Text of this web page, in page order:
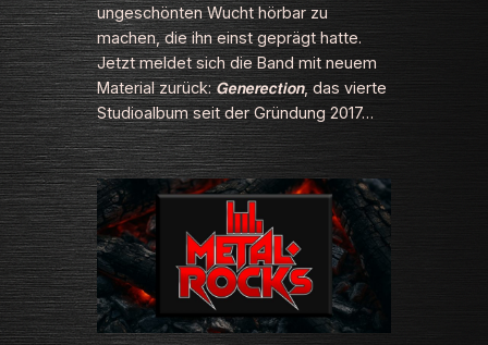
ungeschönten Wucht hörbar zu
machen, die ihn einst geprägt hatte.
Jetzt meldet sich die Band mit neuem
Material zurück: 𝙂𝙚𝙣𝙚𝙧𝙚𝙘𝙩𝙞𝙤𝙣, das vierte
Studioalbum seit der Gründung 2017…